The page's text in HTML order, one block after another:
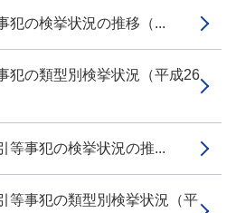
の検挙状況の推移（...
の類型別検挙状況（平成26
事犯の検挙状況の推...
事犯の類型別検挙状況（平